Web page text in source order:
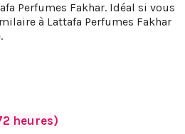
Perfumes Fakhar. Idéal si vous
à Lattafa Perfumes Fakhar
heures)